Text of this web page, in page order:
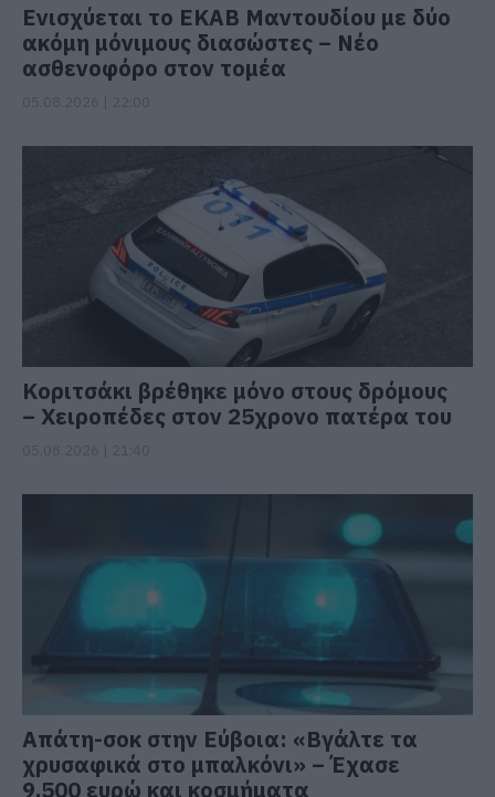
Ενισχύεται το ΕΚΑΒ Μαντουδίου με δύο
ακόμη μόνιμους διασώστες – Νέο
ασθενοφόρο στον τομέα
Κοριτσάκι βρέθηκε μόνο στους δρόμους
– Χειροπέδες στον 25χρονο πατέρα του
Απάτη-σοκ στην Εύβοια: «Βγάλτε τα
χρυσαφικά στο μπαλκόνι» – Έχασε
9.500 ευρώ και κοσμήματα